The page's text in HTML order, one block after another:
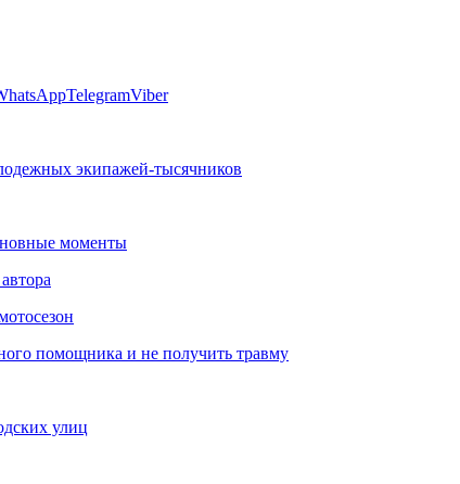
TelegramViber
экипажей-тысячников
моменты
помощника и не получить травму
улиц